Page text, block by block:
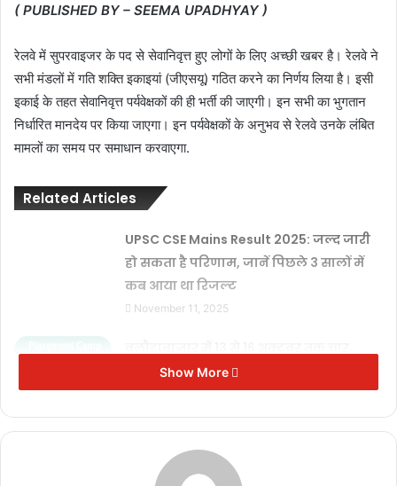
( PUBLISHED BY – SEEMA UPADHYAY )
रेलवे में सुपरवाइजर के पद से सेवानिवृत्त हुए लोगों के लिए अच्छी खबर है। रेलवे ने
सभी मंडलों में गति शक्ति इकाइयां (जीएसयू) गठित करने का निर्णय लिया है। इसी
इकाई के तहत सेवानिवृत्त पर्यवेक्षकों की ही भर्ती की जाएगी। इन सभी का भुगतान
निर्धारित मानदेय पर किया जाएगा। इन पर्यवेक्षकों के अनुभव से रेलवे उनके लंबित
मामलों का समय पर समाधान करवाएगा.
Related Articles
UPSC CSE Mains Result 2025: जल्द जारी
हो सकता है परिणाम, जानें पिछले 3 सालों में
कब आया था रिजल्ट
November 11, 2025
दिवसीय प्लेसमेंट कैम्प, रोजगार के मौके
October 11, 2025
रेलवे भर्ती बोर्ड ने एनटीपीसी ग्रेजुएट और अंडर
ग्रेजुएट पदों के लिए निकाली भर्ती
September 28, 2025
Show More